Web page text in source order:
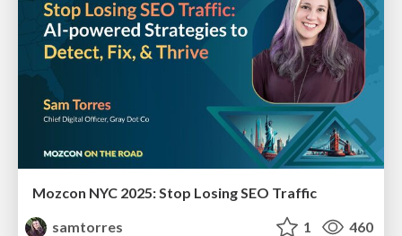
Mozcon NYC 2025: Stop Losing SEO Traffic
samtorres
1 460